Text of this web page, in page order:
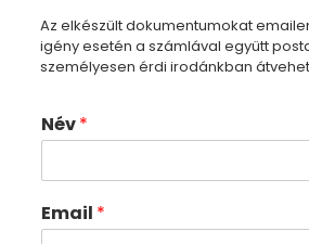
Az elkészült dokumentumokat
igény esetén a számlával együtt
személyesen érdi irodánkban
Név*
Email *